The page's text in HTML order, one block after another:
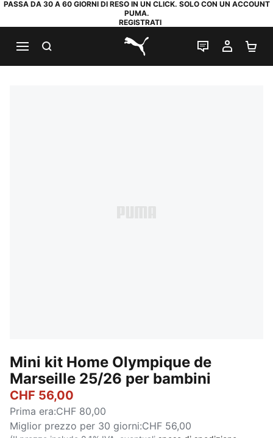
PASSA DA 30 A 60 GIORNI DI RESO IN UN CLICK. SOLO CON UN ACCOUNT
PUMA.
REGISTRATI
PUMA.com
CHAT IL MIO
Mini kit Home Olympique de
Marseille 25/26 per bambini
CHF 56,00
Prima era:CHF 80,00
Miglior prezzo per 30 giorni:CHF 56,00